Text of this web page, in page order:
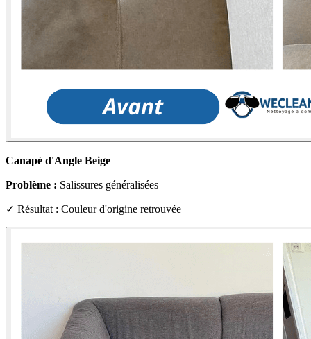
Canapé d'Angle Beige
Problème : Salissures généralisées
✓ Résultat : Couleur d'origine retrouvée